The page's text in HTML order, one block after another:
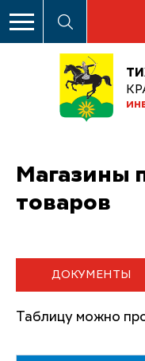
Магазины
товаров
ДОКУМЕНТЫ
Таблицу можно